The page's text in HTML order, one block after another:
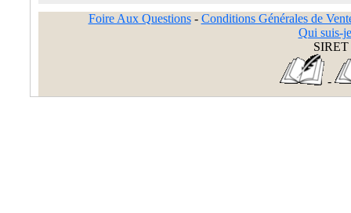
Foire Aux Questions- Conditions Générales de
Qui suis-
SIRET
-